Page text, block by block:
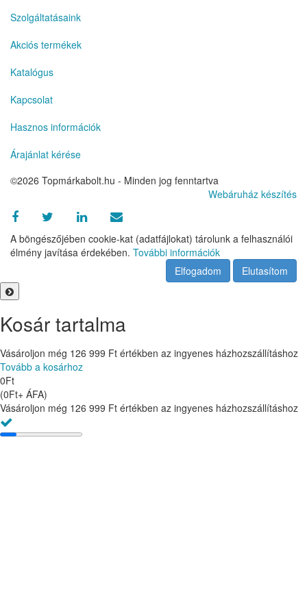
Szolgáltatásaink
Akciós termékek
Katalógus
Kapcsolat
Hasznos információk
Árajánlat kérése
©2026 Topmárkabolt.hu - Minden jog fenntartva
Webáruház készítés
A böngészőjében cookie-kat (adatfájlokat) tárolunk a felhasználói
élmény javítása érdekében. További információk
Elfogadom
Elutasítom
Kosár tartalma
Vásároljon még 126 999 Ft értékben az ingyenes házhozszállításhoz
Tovább a kosárhoz
0Ft
(0Ft+ ÁFA)
Vásároljon még 126 999 Ft értékben az ingyenes házhozszállításhoz